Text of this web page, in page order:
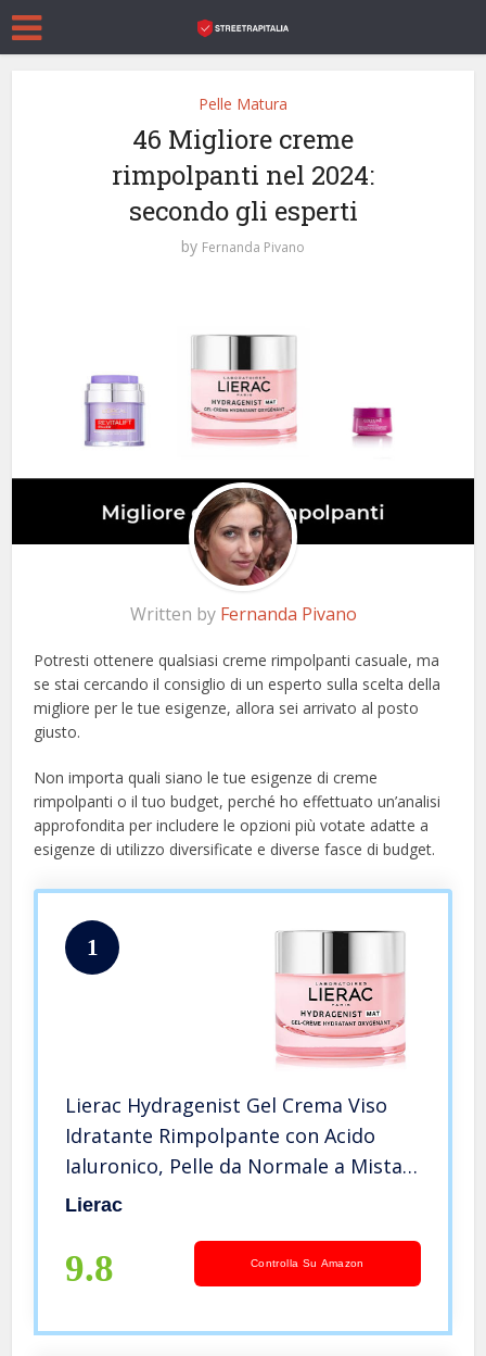
Pelle Matura
46 Migliore creme
rimpolpanti nel 2024:
secondo gli esperti
by Fernanda Pivano
Written by Fernanda Pivano
Potresti ottenere qualsiasi creme rimpolpanti casuale, ma
se stai cercando il consiglio di un esperto sulla scelta della
migliore per le tue esigenze, allora sei arrivato al posto
giusto.
Non importa quali siano le tue esigenze di creme
rimpolpanti o il tuo budget, perché ho effettuato un’analisi
approfondita per includere le opzioni più votate adatte a
esigenze di utilizzo diversificate e diverse fasce di budget.
1
Lierac Hydragenist Gel Crema Viso
Idratante Rimpolpante con Acido
Ialuronico, Pelle da Normale a Mista,
Formato da 50ml
Lierac
9.8 Controlla Su Amazon